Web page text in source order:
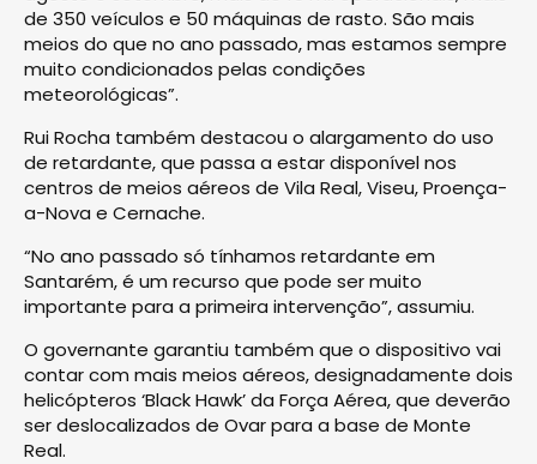
de 350 veículos e 50 máquinas de rasto. São mais
meios do que no ano passado, mas estamos sempre
muito condicionados pelas condições
meteorológicas”.
Rui Rocha também destacou o alargamento do uso
de retardante, que passa a estar disponível nos
centros de meios aéreos de Vila Real, Viseu, Proença-
a-Nova e Cernache.
“No ano passado só tínhamos retardante em
Santarém, é um recurso que pode ser muito
importante para a primeira intervenção”, assumiu.
O governante garantiu também que o dispositivo vai
contar com mais meios aéreos, designadamente dois
helicópteros ‘Black Hawk’ da Força Aérea, que deverão
ser deslocalizados de Ovar para a base de Monte
Real.